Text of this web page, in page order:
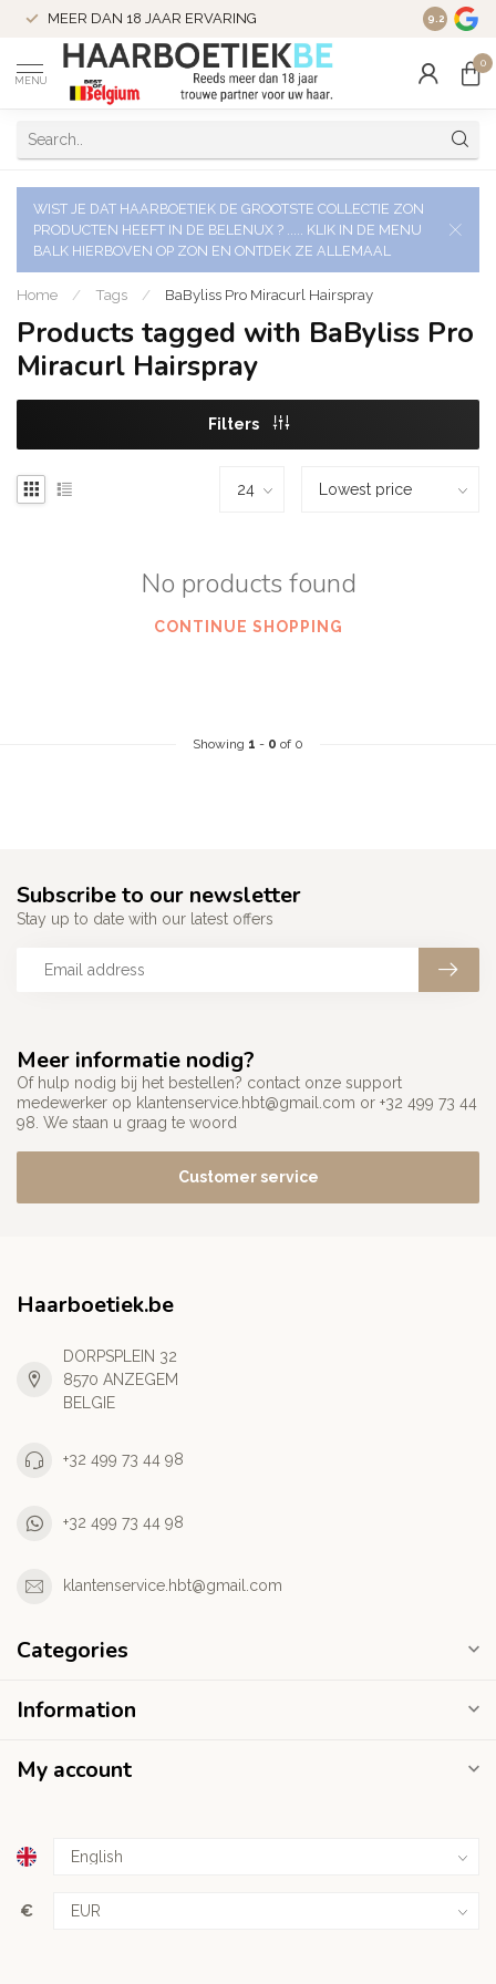
MEER DAN 18 JAAR ERVARING 9.2
MENU
0
WIST JE DAT HAARBOETIEK DE GROOTSTE COLLECTIE ZON
PRODUCTEN HEEFT IN DE BELENUX ? ..... KLIK IN DE MENU
BALK HIERBOVEN OP ZON EN ONTDEK ZE ALLEMAAL
Home / Tags / BaByliss Pro Miracurl Hairspray
Products tagged with BaByliss Pro
Miracurl Hairspray
Filters
No products found
CONTINUE SHOPPING
Showing 1 - 0 of 0
Meer informatie nodig?
Of hulp nodig bij het bestellen? contact onze support
medewerker op klantenservice.hbt@gmail.com or +32 499 73 44
98. We staan u graag te woord
Customer service
Subscribe to our newsletter
Stay up to date with our latest offers
Haarboetiek.be
DORPSPLEIN 32
8570 ANZEGEM
BELGIE
+32 499 73 44 98
+32 499 73 44 98
klantenservice.hbt@gmail.com
Categories
Information
My account
€